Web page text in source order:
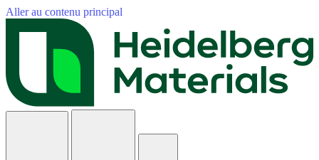
Aller au contenu principal